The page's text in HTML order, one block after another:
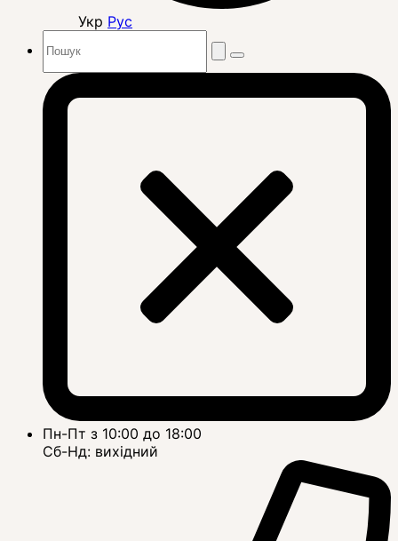
Укр Рус
Пн-Пт з 10:00 до 18:00
Сб-Нд: вихідний